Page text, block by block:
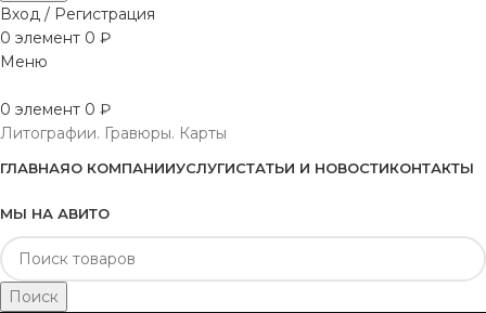
Вход / Регистрация
0 элемент 0 ₽
Меню
0 элемент 0 ₽
Литографии. Гравюры. Карты
ГЛАВНАЯО КОМПАНИИУСЛУГИСТАТЬИ И НОВОСТИКОНТАКТЫ
МЫ НА АВИТО
Поиск